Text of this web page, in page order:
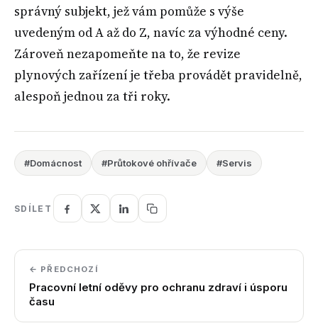
správný subjekt, jež vám pomůže s výše
uvedeným od A až do Z, navíc za výhodné ceny.
Zároveň nezapomeňte na to, že revize
plynových zařízení je třeba provádět pravidelně,
alespoň jednou za tři roky.
#Domácnost #Průtokové ohřívače #Servis
SDÍLET
← PŘEDCHOZÍ
Pracovní letní oděvy pro ochranu zdraví i úsporu
času